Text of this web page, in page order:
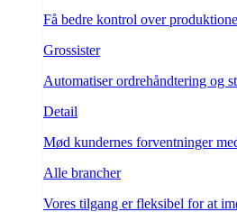
Få bedre kontrol over
Grossister
Automatiser ordrehåndtering og
Detail
Mød kundernes forventninger
Alle brancher
Vores tilgang er fleksibel for at